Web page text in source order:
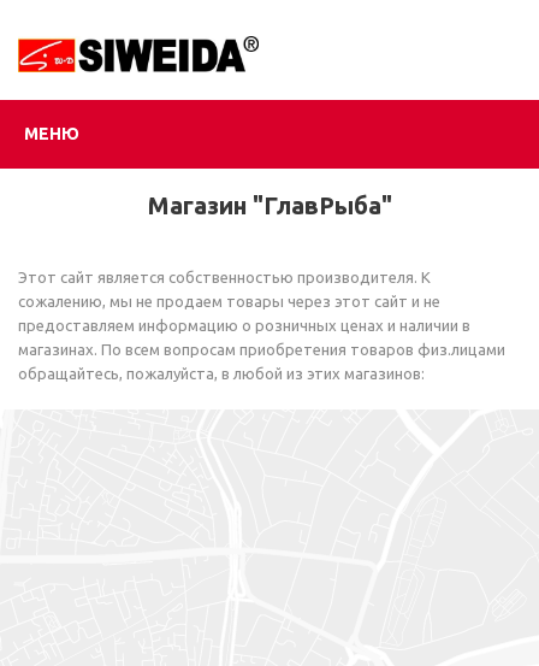
МЕНЮ
Магазин "ГлавРыба"
Этот сайт является собственностью производителя. К
сожалению, мы не продаем товары через этот сайт и не
предоставляем информацию о розничных ценах и наличии в
магазинах. По всем вопросам приобретения товаров физ.лицами
обращайтесь, пожалуйста, в любой из этих магазинов: